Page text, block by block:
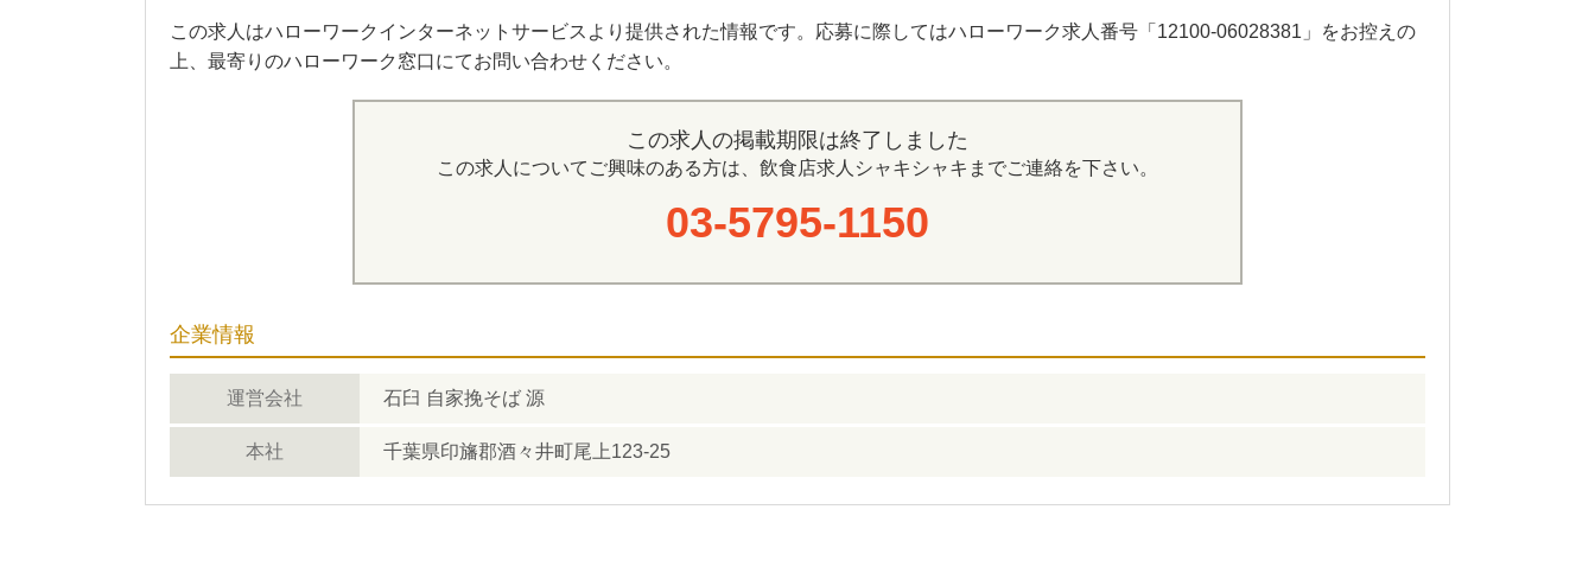
この求人はハローワークインターネットサービスより提供された情報です。応募に際してはハローワーク求人番号「12100-06028381」をお控えの
上、最寄りのハローワーク窓口にてお問い合わせください。
この求人の掲載期限は終了しました
この求人についてご興味のある方は、飲食店求人シャキシャキまでご連絡を下さい。
03-5795-1150
企業情報
運営会社 石臼 自家挽そば 源
本社 千葉県印旛郡酒々井町尾上123-25